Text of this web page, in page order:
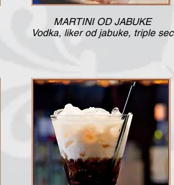
MARTINI OD JABUKE
Vodka, liker od jabuke, triple sec